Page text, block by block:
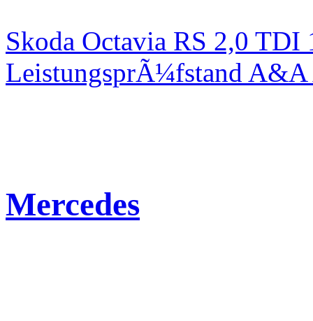
Skoda Octavia RS 2,0
LeistungsprÃ¼fstand
Mercedes